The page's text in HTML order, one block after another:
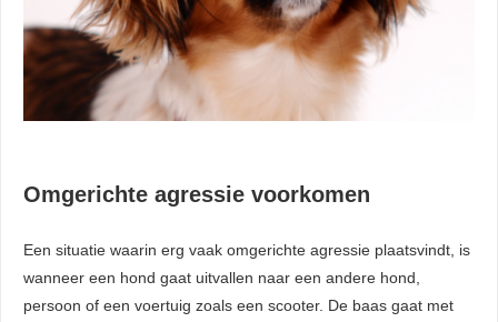
Omgerichte agressie voorkomen
Een situatie waarin erg vaak omgerichte agressie plaatsvindt, is
wanneer een hond gaat uitvallen naar een andere hond,
persoon of een voertuig zoals een scooter. De baas gaat met